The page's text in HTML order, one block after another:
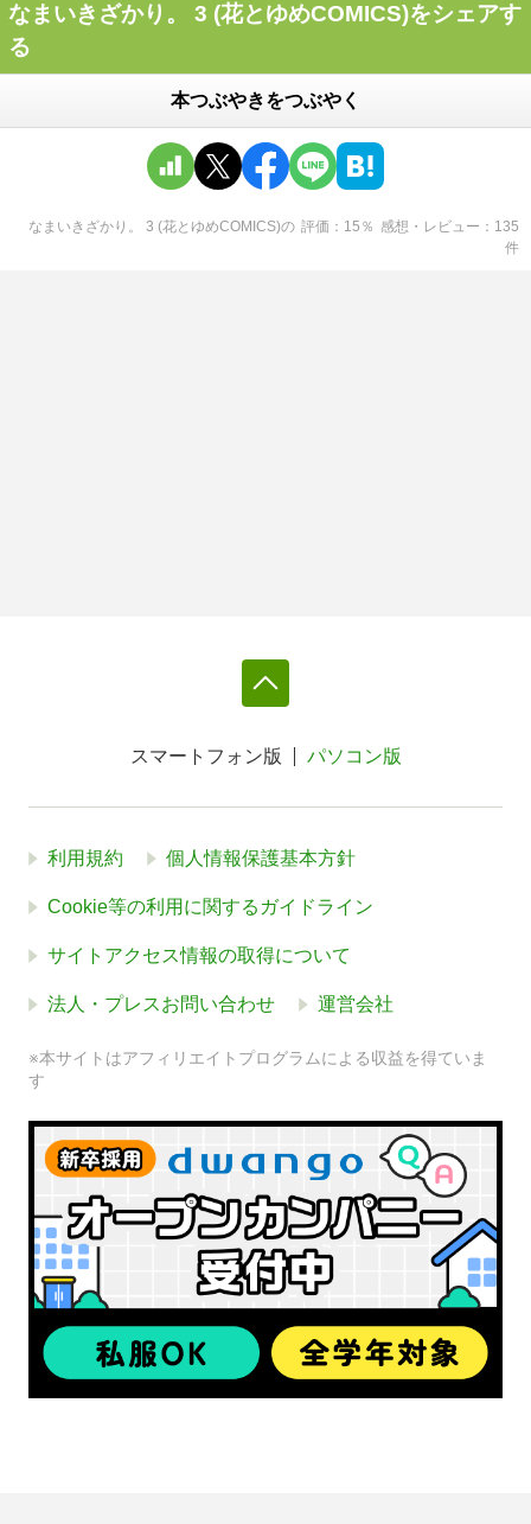
なまいきざかり。 3 (花とゆめCOMICS)をシェアす
る
本つぶやきをつぶやく
なまいきざかり。 3 (花とゆめCOMICS)の 評価 15 ％ 感想・レビュー
135
件
スマートフォン版 パソコン版
利用規約 個人情報保護基本方針
Cookie等の利用に関するガイドライン
サイトアクセス情報の取得について
法人・プレスお問い合わせ 運営会社
※本サイトはアフィリエイトプログラムによる収益を得ていま
す